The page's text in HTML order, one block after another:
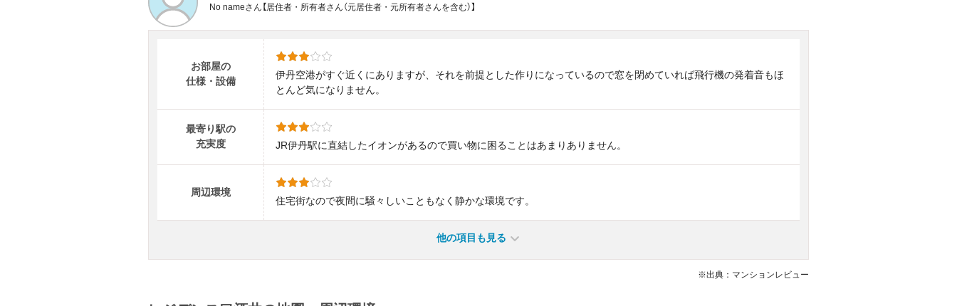
No nameさん【居住者・所有者さん（元居住者・元所有者さんを含む）】
お部屋の
仕様・設備
伊丹空港がすぐ近くにありますが、それを前提とした作りになっているので窓を閉めていれば飛行機の発着音もほ
とんど気になりません。
最寄り駅の
充実度
JR伊丹駅に直結したイオンがあるので買い物に困ることはあまりありません。
周辺環境
住宅街なので夜間に騒々しいこともなく静かな環境です。
他の項目も見る
※出典：マンションレビュー